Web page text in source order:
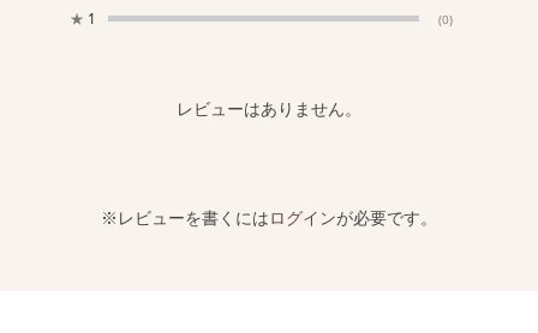
★ 1 (0)
レビューはありません。
※レビューを書くにはログインが必要です。